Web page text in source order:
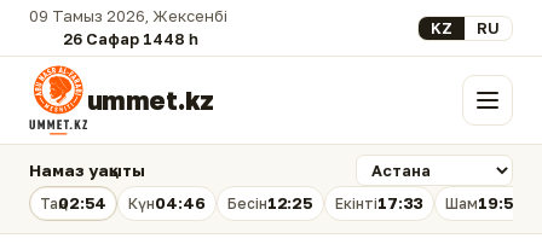
09 Тамыз 2026, Жексенбі
26 Сафар 1448 һ.
Select your
KZ RU
ummet.kz Мәзір
Намаз уақыты
Таң02:54 Күн04:46 Бесін12:25 Екінті17:33 Шам19:53